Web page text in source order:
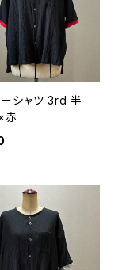
ーシャツ 3rd 半